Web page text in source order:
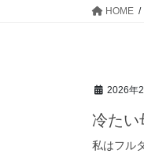
HOME
2026年
冷たい
私はフル